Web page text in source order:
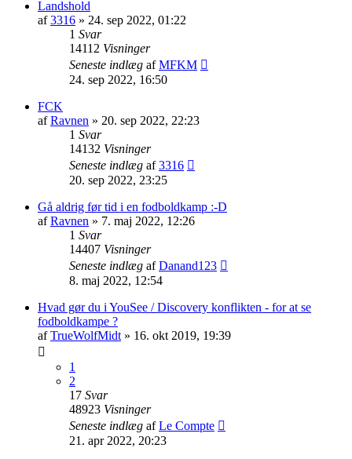
Landshold
af3316 » 24. sep 2022, 01:22
1 Svar
14112 Visninger
Seneste indlæg afMFKM
24. sep 2022, 16:50
FCK
afRavnen » 20. sep 2022, 22:23
1 Svar
14132 Visninger
Seneste indlæg af3316
20. sep 2022, 23:25
Gå aldrig før tid i en fodboldkamp :-D
afRavnen » 7. maj 2022, 12:26
1 Svar
14407 Visninger
Seneste indlæg afDanand123
8. maj 2022, 12:54
Hvad gør du i YouSee / Discovery konflikten - for at se
fodboldkampe ?
afTrueWolfMidt » 16. okt 2019, 19:39
1
2
17 Svar
48923 Visninger
Seneste indlæg afLe Compte
21. apr 2022, 20:23